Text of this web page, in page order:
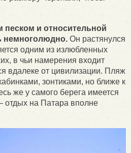
песком и относительной
немноголюдно. Он растянулся
одним из излюбленных
в чьи намерения входит
вдалеке от цивилизации. Пляж
зонтиками, но ближе к
же у самого берега имеется
отдых на Патара вполне